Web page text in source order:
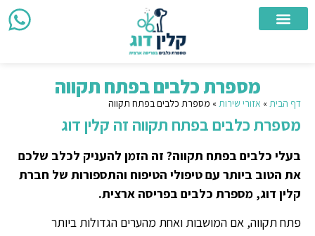
מספרת כלבים בפתח תקווה
דף הבית» אזורי שירות» מספרת כלבים בפתח תקווה
מספרת כלבים בפתח תקווה זה קלין דוג
בעלי כלבים בפתח תקווה? זה הזמן להעניק לכלב שלכם
את הטוב ביותר עם טיפולי הטיפוח והתספורות של חברת
קלין דוג, מספרת כלבים בפריסה ארצית.
פתח תקווה, אם המושבות ואחת מהערים הגדולות ביותר